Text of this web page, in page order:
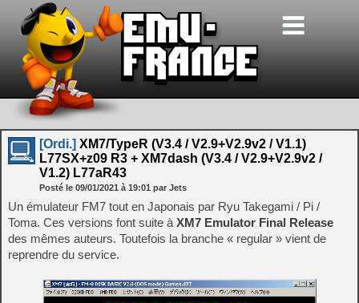
[Ordi.] XM7/TypeR (V3.4 / V2.9+V2.9v2 / V1.1)
L77SX+z09 R3 + XM7dash (V3.4 / V2.9+V2.9v2 /
V1.2) L77aR43
Posté le 09/01/2021 à 19:01 par Jets
Un émulateur FM7 tout en Japonais par Ryu Takegami / Pi /
Toma. Ces versions font suite à XM7 Emulator Final Release
des mêmes auteurs. Toutefois la branche « regular » vient de
reprendre du service.